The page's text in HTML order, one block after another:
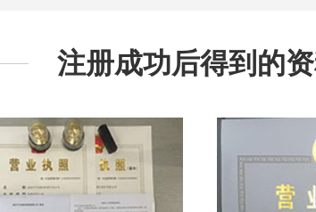
注册成功后得到的